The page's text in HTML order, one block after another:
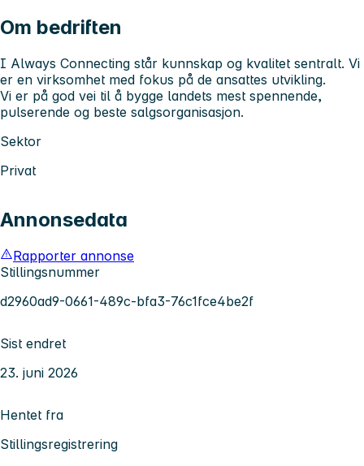
Om bedriften
I Always Connecting står kunnskap og kvalitet sentralt. Vi
er en virksomhet med fokus på de ansattes utvikling.
Vi er på god vei til å bygge landets mest spennende,
pulserende og beste salgsorganisasjon.
Sektor
Privat
Annonsedata
Rapporter annonse
Stillingsnummer
d2960ad9-0661-489c-bfa3-76c1fce4be2f
Sist endret
23. juni 2026
Hentet fra
Stillingsregistrering